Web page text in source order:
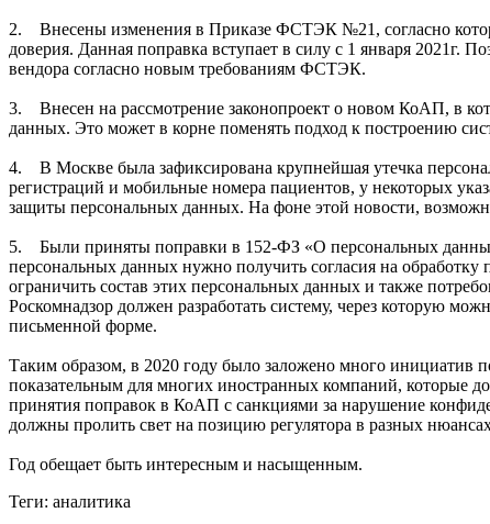
2. Внесены изменения в Приказе ФСТЭК №21, согласно
доверия. Данная поправка вступает в силу с 1 января
вендора согласно новым требованиям ФСТЭК.
3. Внесен на рассмотрение законопроект о новом КоАП, в
данных. Это может в корне поменять подход к построению
4. В Москве была зафиксирована крупнейшая утечка
регистраций и мобильные номера пациентов, у некоторых
защиты персональных данных. На фоне этой новости,
5. Были приняты поправки в 152-ФЗ «О персональных
персональных данных нужно получить согласия на
ограничить состав этих персональных данных и также
Роскомнадзор должен разработать систему, через которую
письменной форме.
Таким образом, в 2020 году было заложено много инициатив
показательным для многих иностранных компаний, которые
принятия поправок в КоАП с санкциями за нарушение
должны пролить свет на позицию регулятора в разных
Год обещает быть интересным и насыщенным.
Теги: аналитика